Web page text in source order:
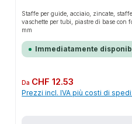
Staffe per guide, acciaio, zincate,
vaschette per tubi, piastre di base con
mm
Immediatamente
Prezzo normale:
Da CHF 12.53
Prezzi incl. IVA più costi di